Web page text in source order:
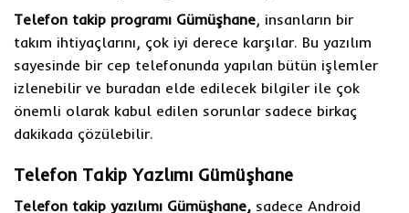
Telefon takip programı Gümüşhane, insanların bir
takım ihtiyaçlarını, çok iyi derece karşılar. Bu yazılım
sayesinde bir cep telefonunda yapılan bütün işlemler
izlenebilir ve buradan elde edilecek bilgiler ile çok
önemli olarak kabul edilen sorunlar sadece birkaç
dakikada çözülebilir.
Telefon Takip Yazlımı Gümüşhane
Telefon takip yazılımı Gümüşhane, sadece Android